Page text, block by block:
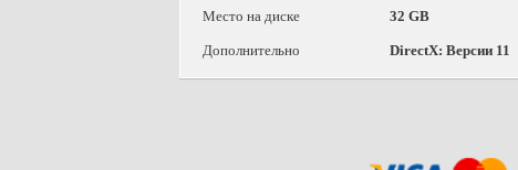
Место на диске 32 GB
Дополнительно DirectX: Версии 11